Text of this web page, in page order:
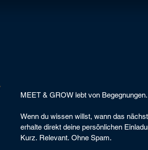
MEET & GROW lebt von
Wenn du wissen willst, wann das
erhalte direkt deine persönlichen
Kurz. Relevant. Ohne Spam.